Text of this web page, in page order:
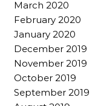
March 2020
February 2020
January 2020
December 2019
November 2019
October 2019
September 2019